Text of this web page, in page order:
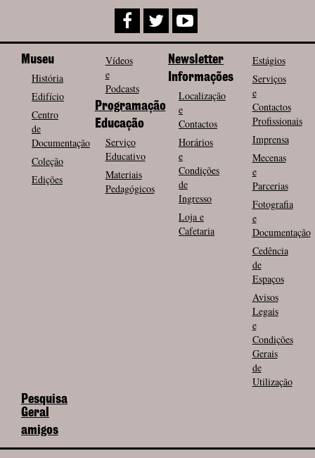
Museu
História
Edifício
Centro
de
Documentação
Coleção
Edições
Vídeos
e
Podcasts
Programação
Educação
Serviço
Educativo
Materiais
Pedagógicos
Newsletter
Informações
Localização
e
Contactos
Horários
e
Condições
de
Ingresso
Loja e
Cafetaria
Estágios
Serviços
e
Contactos
Profissionais
Imprensa
Mecenas
e
Parcerias
Fotografia
e
Documentação
Cedência
de
Espaços
Avisos
Legais
e
Condições
Gerais
de
Utilização
Pesquisa
Geral
amigos